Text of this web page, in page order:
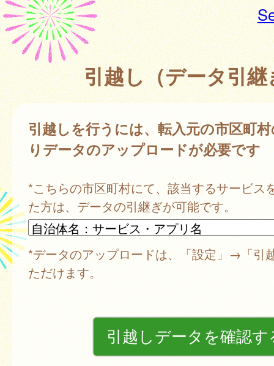
引越し（データ引継
引越しを行うには、転入元の市区町
りデータのアップロードが必要です
*こちらの市区町村にて、該当するサービス
た方は、データの引継ぎが可能です。
*データのアップロードは、「設定」→「引
ただけます。